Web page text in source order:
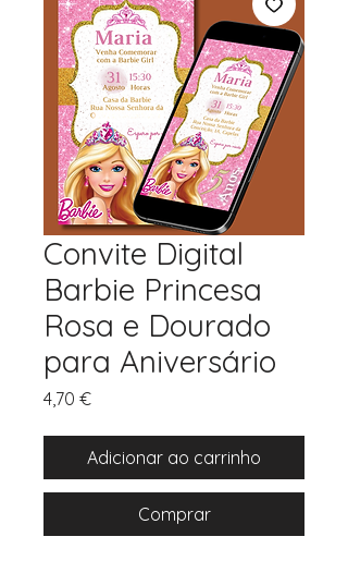
Convite Digital
Barbie Princesa
Rosa e Dourado
para Aniversário
4,70 €Preço
Adicionar ao carrinho
Comprar